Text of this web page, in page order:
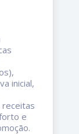
inicial,
e